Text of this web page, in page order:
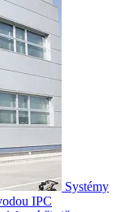
Systémy
IPC